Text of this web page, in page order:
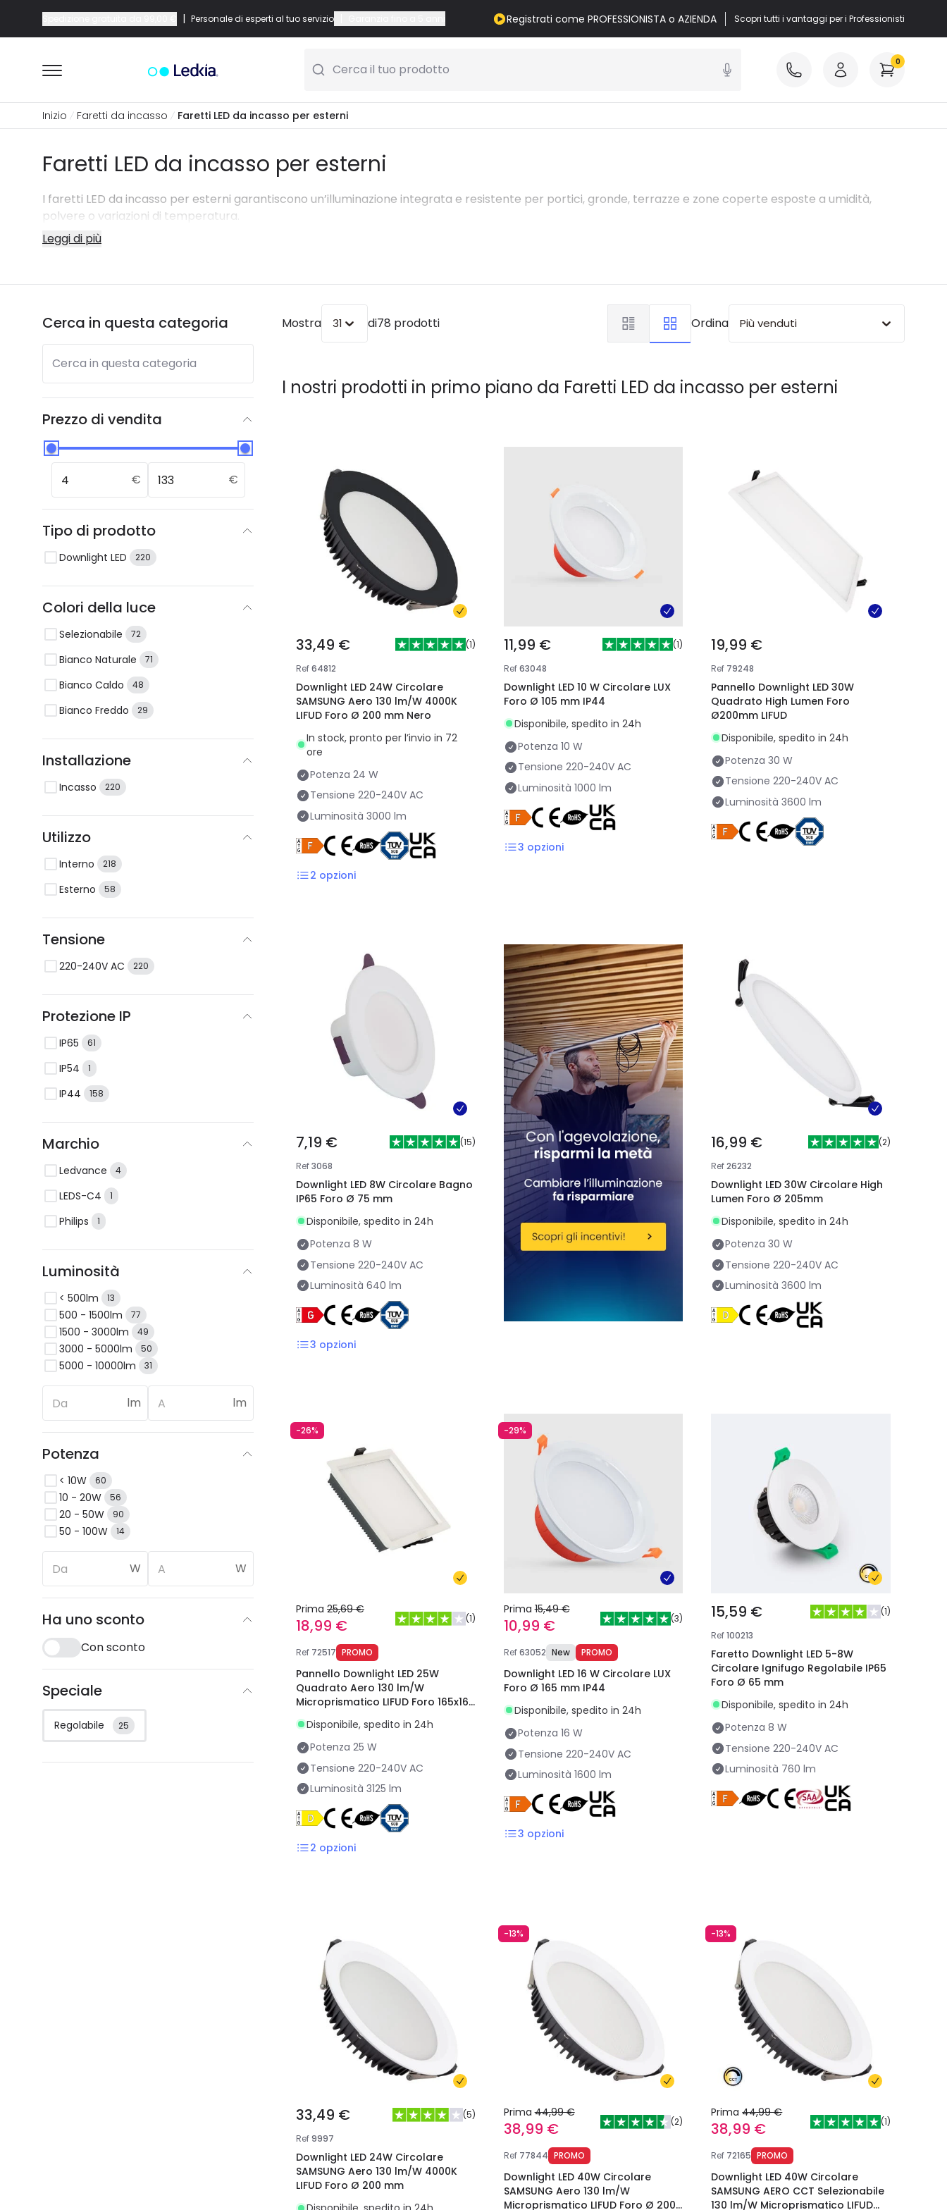
| Personale di esperti al tuo servizio Registrati come PROFESSIONISTA o AZIENDA Scopri tutti i vantaggi per i Professionisti
Cerca il tuo prodotto 0
Inizio Faretti da incasso Faretti LED da incasso per esterni
Faretti LED da incasso per esterni
I faretti LED da incasso per esterni garantiscono un’illuminazione integrata e resistente per portici, gronde, terrazze e zone coperte esposte a umidità,
polvere o variazioni di temperatura.
Leggi di più
Cerca in questa categoria
Cerca in questa categoria
Prezzo di vendita
€ €
Tipo di prodotto
Downlight LED 220
Colori della luce
Selezionabile 72
Bianco Naturale 71
Bianco Caldo 48
Bianco Freddo 29
Installazione
Incasso 220
Utilizzo
Interno 218
Esterno 58
Tensione
220-240V AC 220
Protezione IP
IP65 61
IP54 1
IP44 158
Marchio
Ledvance 4
LEDS-C4 1
Philips 1
Luminosità
< 500lm 13
500 - 1500lm 77
1500 - 3000lm 49
3000 - 5000lm 50
5000 - 10000lm 31
lm lm
Potenza
< 10W 60
10 - 20W 56
20 - 50W 90
50 - 100W 14
W W
Ha uno sconto
Con sconto
Speciale
Regolabile 25
Mostra 31 di78 prodotti Ordina Più venduti
I nostri prodotti in primo piano da Faretti LED da incasso per esterni
33,49 € (1)
Ref64812
Downlight LED 24W Circolare
SAMSUNG Aero 130 lm/W 4000K
LIFUD Foro Ø 200 mm Nero
In stock, pronto per l’invio in 72
ore
Potenza 24 W
Tensione 220-240V AC
Luminosità 3000 lm
2 opzioni
11,99 € (1)
Ref63048
Downlight LED 10 W Circolare LUX
Foro Ø 105 mm IP44
Disponibile, spedito in 24h
Potenza 10 W
Tensione 220-240V AC
Luminosità 1000 lm
3 opzioni
19,99 €
Ref 79248
Pannello Downlight LED 30W
Quadrato High Lumen Foro
Ø200mm LIFUD
Disponibile, spedito in 24h
Potenza 30 W
Tensione 220-240V AC
Luminosità 3600 lm
7,19 € (15)
Ref3068
Downlight LED 8W Circolare Bagno
IP65 Foro Ø 75 mm
Disponibile, spedito in 24h
Potenza 8 W
Tensione 220-240V AC
Luminosità 640 lm
3 opzioni
16,99 € (2)
Ref26232
Downlight LED 30W Circolare High
Lumen Foro Ø 205mm
Disponibile, spedito in 24h
Potenza 30 W
Tensione 220-240V AC
Luminosità 3600 lm
-26%
Prima 25,69 €
18,99 € (1)
Ref 72517 PROMO
Pannello Downlight LED 25W
Quadrato Aero 130 lm/W
Microprismatico LIFUD Foro 165x165
mm SAMSUNG
Disponibile, spedito in 24h
Potenza 25 W
Tensione 220-240V AC
Luminosità 3125 lm
2 opzioni
-29%
Prima 15,49 €
10,99 € (3)
Ref63052 New PROMO
Downlight LED 16 W Circolare LUX
Foro Ø 165 mm IP44
Disponibile, spedito in 24h
Potenza 16 W
Tensione 220-240V AC
Luminosità 1600 lm
3 opzioni
15,59 € (1)
Ref100213
Faretto Downlight LED 5-8W
Circolare Ignifugo Regolabile IP65
Foro Ø 65 mm
Disponibile, spedito in 24h
Potenza 8 W
Tensione 220-240V AC
Luminosità 760 lm
33,49 € (5)
Ref9997
Downlight LED 24W Circolare
SAMSUNG Aero 130 lm/W 4000K
LIFUD Foro Ø 200 mm
-13%
Prima 44,99 €
38,99 € (2)
Ref 77844 PROMO
Downlight LED 40W Circolare
SAMSUNG Aero 130 lm/W
Microprismatico LIFUD Foro Ø 200
-13%
Prima 44,99 €
38,99 € (1)
Ref 72165 PROMO
Downlight LED 40W Circolare
SAMSUNG AERO CCT Selezionabile
130 lm/W Microprismatico LIFUD